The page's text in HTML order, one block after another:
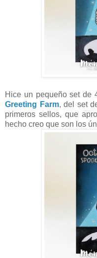
Hice un pequeño set de
Greeting Farm, del set
primeros sellos, que
hecho creo que son los